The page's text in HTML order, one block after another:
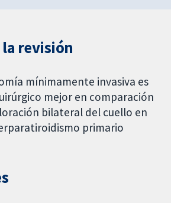
revisión
mínimamente invasiva es
mejor en comparación
bilateral del cuello en
primario